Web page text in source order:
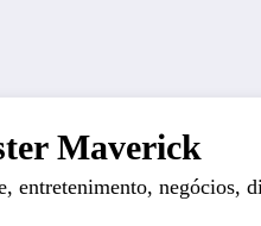
Maverick
entretenimento, negócios,